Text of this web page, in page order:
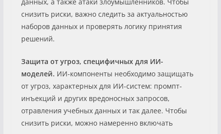
снизить риски, важно следить за актуальностью
наборов данных и проверять логику принятия
решений.
Защита от угроз, специфичных для ИИ-
моделей. ИИ-компоненты необходимо защищать
от угроз, характерных для ИИ-систем: промпт-
инъекций и других вредоносных запросов,
отравления учебных данных и так далее. Чтобы
снизить риски, можно намеренно включать